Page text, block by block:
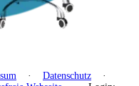
· Datenschutz ·